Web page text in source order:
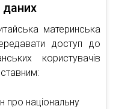
материнська
доступ до
користувачів
про національну